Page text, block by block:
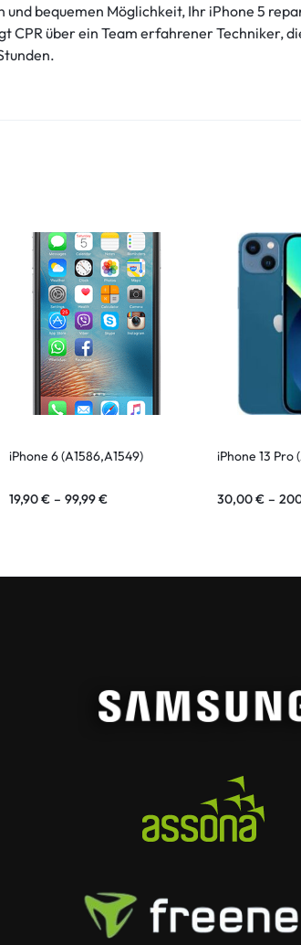
bequemen Möglichkeit, Ihr iPhone 5
CPR über ein Team erfahrener Techniker,
iPhone 6 (A1586,A1549)
19,90€ – 99,99€
iPhone 13 Pro
30,00€ –